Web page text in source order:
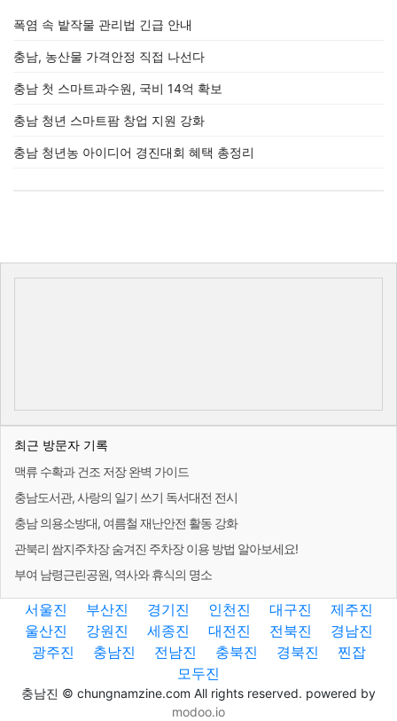
폭염 속 밭작물 관리법 긴급 안내
충남, 농산물 가격안정 직접 나선다
충남 첫 스마트과수원, 국비 14억 확보
충남 청년 스마트팜 창업 지원 강화
충남 청년농 아이디어 경진대회 혜택 총정리
최근 방문자 기록
맥류 수확과 건조 저장 완벽 가이드
충남도서관, 사랑의 일기 쓰기 독서대전 전시
충남 의용소방대, 여름철 재난안전 활동 강화
관북리 쌈지주차장 숨겨진 주차장 이용 방법 알아보세요!
부여 남령근린공원, 역사와 휴식의 명소
서울진 부산진 경기진 인천진 대구진
제주진
울산진
강원진 세종진 대전진 전북진
경남진
광주진
충남진 전남진 충북진 경북진
찐잡
모두진
충남진 © chungnamzine.com All rights reserved. powered by
modoo.io